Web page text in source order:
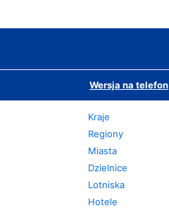
Wersja na telefon
Kraje
Regiony
Miasta
Dzielnice
Lotniska
Hotele